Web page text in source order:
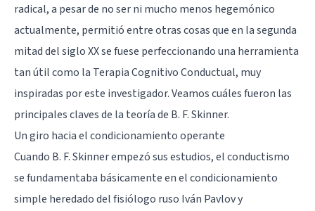
radical, a pesar de no ser ni mucho menos hegemónico
actualmente, permitió entre otras cosas que en la segunda
mitad del siglo XX se fuese perfeccionando una herramienta
tan útil como la Terapia Cognitivo Conductual, muy
inspiradas por este investigador. Veamos cuáles fueron las
principales claves de la teoría de B. F. Skinner.
Un giro hacia el condicionamiento operante
Cuando B. F. Skinnerempezó sus estudios, el conductismo
se fundamentaba básicamente en elcondicionamiento
simple heredado del fisiólogo ruso Iván Pavlov y